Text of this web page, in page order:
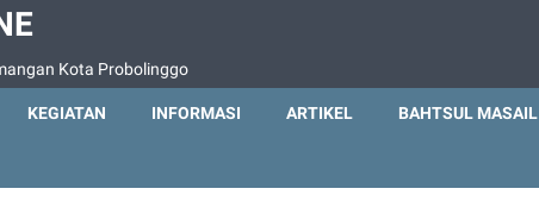
Kota Probolinggo
KEGIATAN INFORMASI ARTIKEL BAHTSUL MASAIL